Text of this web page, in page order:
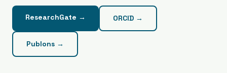
ResearchGate → ORCID →
Publons →